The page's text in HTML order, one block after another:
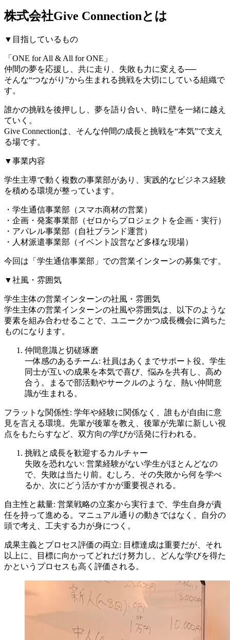
株式会社Give Connectionとは
▼目指しているもの
「ONE for All & All for ONE」
仲間の夢を応援し、共に走り、失敗も力に変える──
そんな“つながり”から生まれる挑戦を大切にしている組織で
す。
誰かの挑戦を後押しし、夢を語り合い、時に壁を一緒に越え
ていく。
Give Connectionは、そんな仲間の成長と挑戦を“本気”で支え
る場です。
▼事業内容
学生主導で動く複数の事業部があり、実践的なビジネス経験
を積める環境が整っています。
・学生通信事業部（スマホ商材の営業）
・企画・発案事業部（ゼロからプロジェクトを企画・実行）
・アパレル事業部（自社ブランド運営）
・人材派遣事業部（イベント設営など多様な現場）
今回は「学生通信事業部」での営業インターンの募集です。
▼社風・雰囲気
学生主体の営業インターンの社風・雰囲気
学生主体の営業インターンの社風や雰囲気は、以下のような
要素を組み合わせることで、ユニークかつ成長機会に満ちた
ものになります。
仲間意識と切磋琢磨
一体感のあるチーム: 社員はあくまでサポート役。学生
同士が互いの成果を本気で喜び、悩みを共有し、高め
合う。まるで部活動やサークルのような、熱い仲間意
識が生まれる。
フラットな関係性: 学年や経験に関係なく、誰もが自由に意
見を言える環境。先輩が後輩を教え、後輩が先輩に新しい視
点をもたらすなど、双方向の学びが活発に行われる。
挑戦と成長を歓迎するカルチャー
失敗を恐れない: 営業経験がない学生がほとんどなの
で、失敗は当たり前。むしろ、その失敗から何を学べ
るか、次にどう活かすかが重要視される。
自主性と裁量: 営業戦略の立案から実行まで、学生自身が責
任を持って進める。マニュアル通りの動きではなく、自分の
頭で考え、工夫する力が身につく。
成果主義とプロセス評価の両立: 目標達成は重要だが、それ
以上に、目標に向かってどれだけ努力し、どんな学びを得た
かというプロセスも高く評価される。